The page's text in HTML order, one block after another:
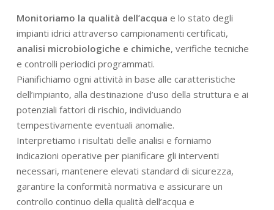
Monitoriamo la qualità dell’acqua e lo stato degli
impianti idrici attraverso campionamenti certificati,
analisi microbiologiche e chimiche, verifiche tecniche
e controlli periodici programmati.
Pianifichiamo ogni attività in base alle caratteristiche
dell’impianto, alla destinazione d’uso della struttura e ai
potenziali fattori di rischio, individuando
tempestivamente eventuali anomalie.
Interpretiamo i risultati delle analisi e forniamo
indicazioni operative per pianificare gli interventi
necessari, mantenere elevati standard di sicurezza,
garantire la conformità normativa e assicurare un
controllo continuo della qualità dell’acqua e